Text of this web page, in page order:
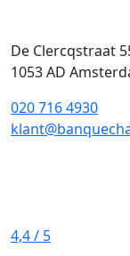
De Clercqstraat
1053 AD
020 716 4930
4,4/ 5